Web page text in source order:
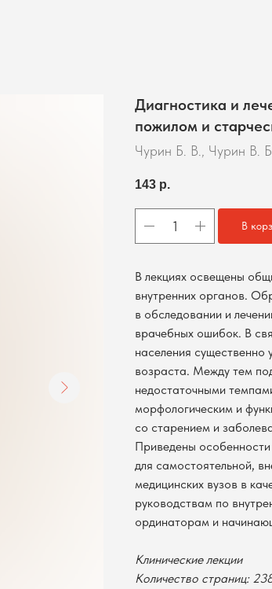
Диагностика и
пожилом и
Чурин Б. В., Чурин В. Б.
143 р.
В
В лекциях освещены
внутренних органов.
в обследовании и
врачебных ошибок. В
населения существенно
возраста. Между тем
недостаточными
морфологическим и
со старением и
Приведены особенности
для самостоятельной,
медицинских вузов в
руководствам по
ординаторам и
Клинические лекции
Количество страниц: